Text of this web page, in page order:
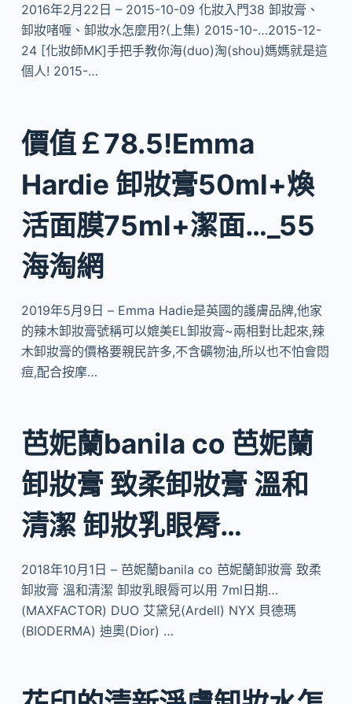
2016年2月22日 – 2015-10-09 化妝入門38 卸妝膏、
卸妝啫喱、卸妝水怎麼用?(上集) 2015-10-…2015-12-
24 [化妝師MK]手把手教你海(duo)淘(shou)媽媽就是這
個人! 2015-…
價值￡78.5!Emma
Hardie 卸妝膏50ml+煥
活面膜75ml+潔面…_55
海淘網
2019年5月9日 – Emma Hadie是英國的護膚品牌,他家
的辣木卸妝膏號稱可以媲美EL卸妝膏~兩相對比起來,辣
木卸妝膏的價格要親民許多,不含礦物油,所以也不怕會悶
痘,配合按摩…
芭妮蘭banila co 芭妮蘭
卸妝膏 致柔卸妝膏 溫和
清潔 卸妝乳眼脣…
2018年10月1日 – 芭妮蘭banila co 芭妮蘭卸妝膏 致柔
卸妝膏 溫和清潔 卸妝乳眼脣可以用 7ml日期…
(MAXFACTOR) DUO 艾黛兒(Ardell) NYX 貝德瑪
(BIODERMA) 迪奧(Dior) …